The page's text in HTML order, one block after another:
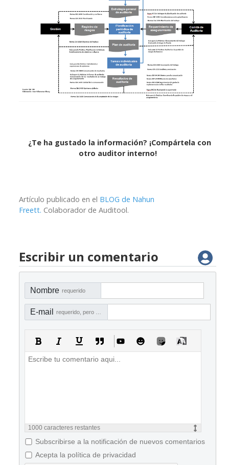
¿Te ha gustado la información? ¡Compártela con
otro auditor interno!
Artículo publicado en el BLOG de Nahun
Freett. Colaborador de Auditool.
Escribir un comentario
Nombre requerido
E-mail
1000 caracteres restantes
Subscribirse a la notificación de nuevos comentarios
Acepta la política de privacidad